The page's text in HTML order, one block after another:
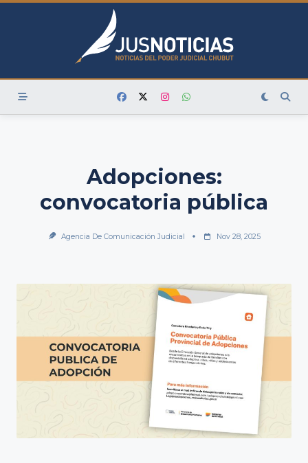
Skip
Adopciones:
convocatoria pública
Agencia De Comunicación Judicial Nov 28, 2025